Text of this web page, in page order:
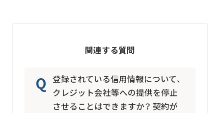
関連する質問
登録されている信用情報について、
クレジット会社等への提供を停止
させることはできますか？ 契約が